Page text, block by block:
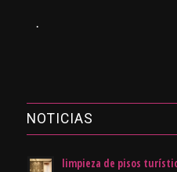
NOTICIAS
limpieza de pisos